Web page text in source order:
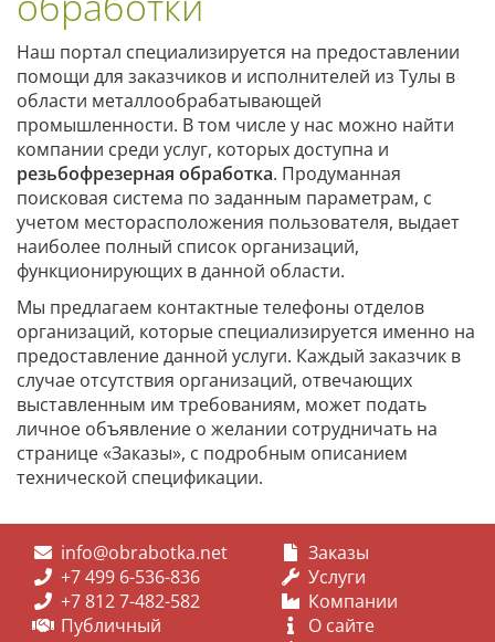
Наш портал специализируется на предоставлении
помощи для заказчиков и исполнителей из Тулы в
области металлообрабатывающей
промышленности. В том числе у нас можно найти
компании среди услуг, которых доступна и
резьбофрезерная обработка. Продуманная
поисковая система по заданным параметрам, с
учетом месторасположения пользователя, выдает
наиболее полный список организаций,
функционирующих в данной области.
Мы предлагаем контактные телефоны отделов
организаций, которые специализируется именно на
предоставление данной услуги. Каждый заказчик в
случае отсутствия организаций, отвечающих
выставленным им требованиям, может подать
личное объявление о желании сотрудничать на
странице «Заказы», с подробным описанием
технической спецификации.
info@obrabotka.net
+7 499 6-536-836
+7 812 7-482-582
Публичный
Заказы
Услуги
Компании
О сайте